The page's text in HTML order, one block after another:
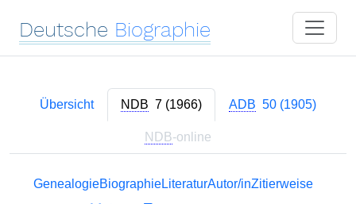
Deutsche Biographie
Übersicht NDB 7 (1966) ADB 50 (1905)
NDB-online
GenealogieBiographieLiteraturAutor/inZitierweise